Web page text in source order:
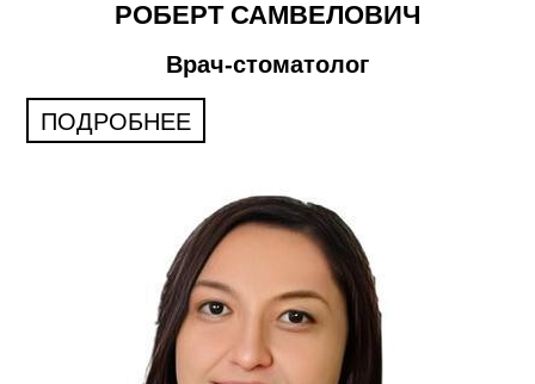
РОБЕРТ САМВЕЛОВИЧ
Врач-стоматолог
ПОДРОБНЕЕ